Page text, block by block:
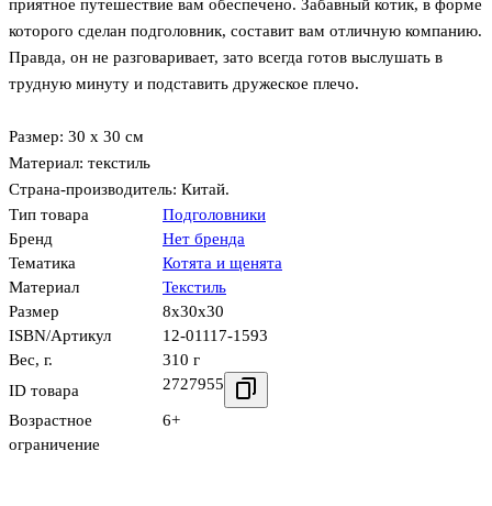
приятное путешествие вам обеспечено. Забавный котик, в форме
которого сделан подголовник, составит вам отличную компанию.
Правда, он не разговаривает, зато всегда готов выслушать в
трудную минуту и подставить дружеское плечо.
Размер: 30 х 30 см
Материал: текстиль
Страна-производитель: Китай.
Тип товара
Подголовники
Бренд
Нет бренда
Тематика
Котята и щенята
Материал
Текстиль
Размер
8x30x30
ISBN/Артикул
12-01117-1593
Вес, г.
310 г
ID товара
2727955
Возрастное
ограничение
6+